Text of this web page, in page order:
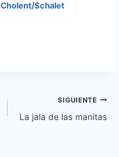
Cholent/Schalet
SIGUIENTE
La jala de las manitas